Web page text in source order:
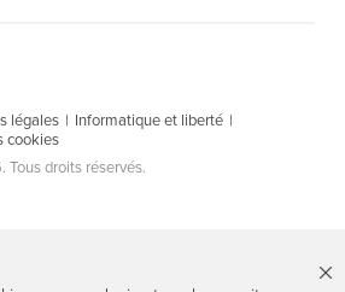
légales | Informatique et liberté |
cookies
droits réservés.